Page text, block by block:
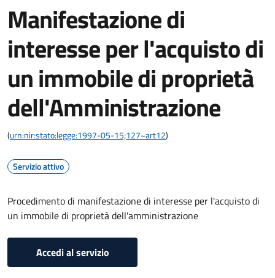
Manifestazione di
interesse per l'acquisto di
un immobile di proprietà
dell'Amministrazione
(urn:nir:stato:legge:1997-05-15;127~art12)
Servizio attivo
Procedimento di manifestazione di interesse per l'acquisto di
un immobile di proprietà dell'amministrazione
Accedi al servizio